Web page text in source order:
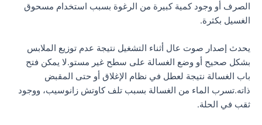
الصرف أو وجود كمية كبيرة من الرغوة بسبب استخدام مسحوق
الغسيل بكثرة.
يحدث إصدار صوت عال أثناء التشغيل نتيجة عدم توزيع الملابس
بشكل صحيح أو وضع الغسالة على سطح غير مستو.لا يمكن فتح
باب الغسالة نتيجة لعطل في نظام الإغلاق أو حتى المقبض
ذاته.تسرب الماء من الغسالة بسبب تلف كاوتش زانوسيب، ووجود
ثقب في الحلة.